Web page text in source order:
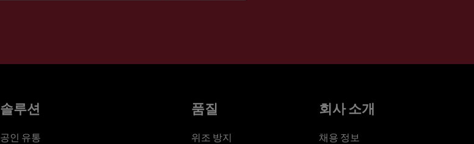
솔루션
공인 유통
품질
위조 방지
회사 소개
채용 정보